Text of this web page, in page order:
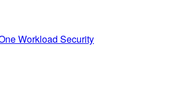
Workload Security